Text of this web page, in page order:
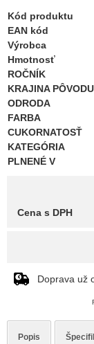
Kód produktu
EAN kód
Výrobca
Hmotnosť
ROČNÍK
KRAJINA PÔVODU
ODRODA
FARBA
CUKORNATOSŤ
KATEGÓRIA
PLNENÉ V
Cena s DPH
Doprava už
Popis